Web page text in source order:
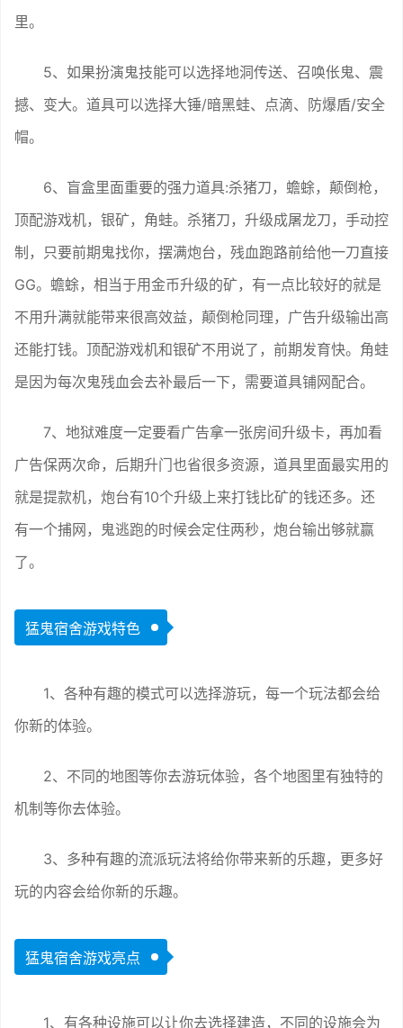
里。
5、如果扮演鬼技能可以选择地洞传送、召唤伥鬼、震
撼、变大。道具可以选择大锤/暗黑蛙、点滴、防爆盾/安全
帽。
6、盲盒里面重要的强力道具:杀猪刀，蟾蜍，颠倒枪，
顶配游戏机，银矿，角蛙。杀猪刀，升级成屠龙刀，手动控
制，只要前期鬼找你，摆满炮台，残血跑路前给他一刀直接
GG。蟾蜍，相当于用金币升级的矿，有一点比较好的就是
不用升满就能带来很高效益，颠倒枪同理，广告升级输出高
还能打钱。顶配游戏机和银矿不用说了，前期发育快。角蛙
是因为每次鬼残血会去补最后一下，需要道具铺网配合。
7、地狱难度一定要看广告拿一张房间升级卡，再加看
广告保两次命，后期升门也省很多资源，道具里面最实用的
就是提款机，炮台有10个升级上来打钱比矿的钱还多。还
有一个捕网，鬼逃跑的时候会定住两秒，炮台输出够就赢
了。
猛鬼宿舍游戏特色
1、各种有趣的模式可以选择游玩，每一个玩法都会给
你新的体验。
2、不同的地图等你去游玩体验，各个地图里有独特的
机制等你去体验。
3、多种有趣的流派玩法将给你带来新的乐趣，更多好
玩的内容会给你新的乐趣。
猛鬼宿舍游戏亮点
1、有各种设施可以让你去选择建造，不同的设施会为